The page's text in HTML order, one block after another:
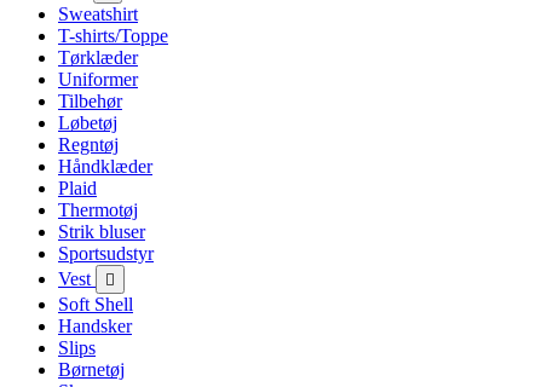
Sweatshirt
T-shirts/Toppe
Tørklæder
Uniformer
Tilbehør
Løbetøj
Regntøj
Håndklæder
Plaid
Thermotøj
Strik bluser
Sportsudstyr
Vest

Soft Shell
Handsker
Slips
Børnetøj